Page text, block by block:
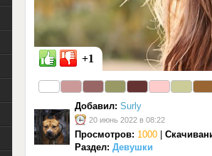
Добавил: Surly
20 июнь 2022 в 08:22
Просмотров: 1000
+1
Раздел: Девушки